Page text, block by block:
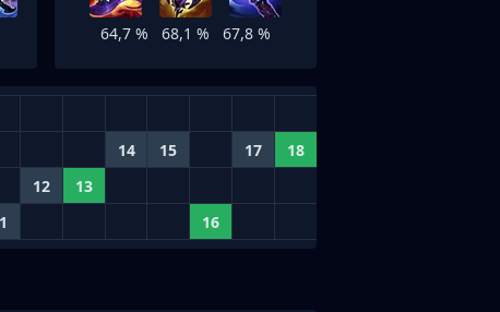
64,7 % 68,1 % 67,8 %
14 15 17 18
12 13
16